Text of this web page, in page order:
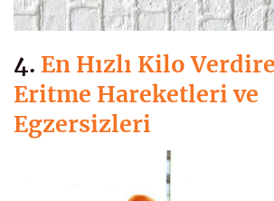
4. En Hızlı Kilo
Eritme Hareketleri ve
Egzersizleri